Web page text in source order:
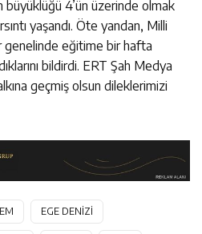
büyüklüğü 4’ün üzerinde olmak
yaşandı. Öte yandan, Milli
genelinde eğitime bir hafta
bildirdi. ERT Şah Medya
geçmiş olsun dileklerimizi
EGE DENİZİ